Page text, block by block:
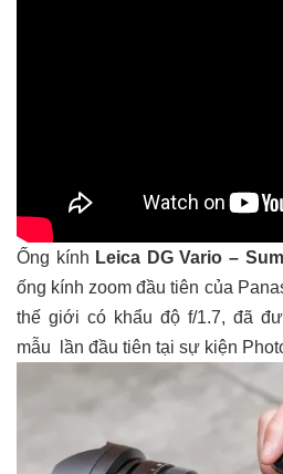
Ống kính Leica DG Vario –
ống kính zoom đầu tiên của
thế giới có khẩu độ f/1.7, đã
mẫu lần đầu tiên tại sự kiện